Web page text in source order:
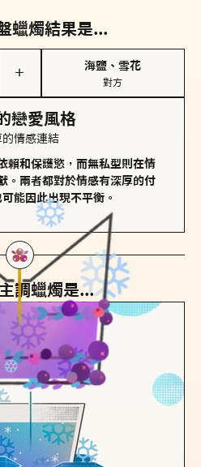
蠟燭結果是...
＋
海鹽、雪花
對方
戀愛風格
的情感連結
賴和保護慾，而無私型則在情
。兩者都對於情感有深厚的付
能因此出現不平衡。
調蠟燭是...